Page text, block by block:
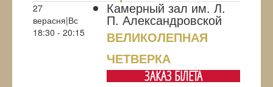
27
верасня|Вс
18:30 - 20:15
Камерный зал им. Л.
П. Александровской
ВЕЛИКОЛЕПНАЯ
ЧЕТВЕРКА
ЗАКАЗ БIЛЕТА